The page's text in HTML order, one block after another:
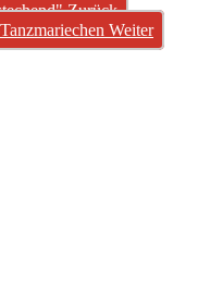
Zurück
Weiter